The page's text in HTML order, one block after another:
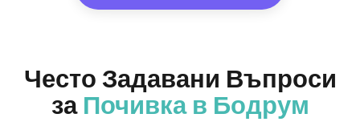
Често Задавани Въпроси
заПочивка в Бодрум